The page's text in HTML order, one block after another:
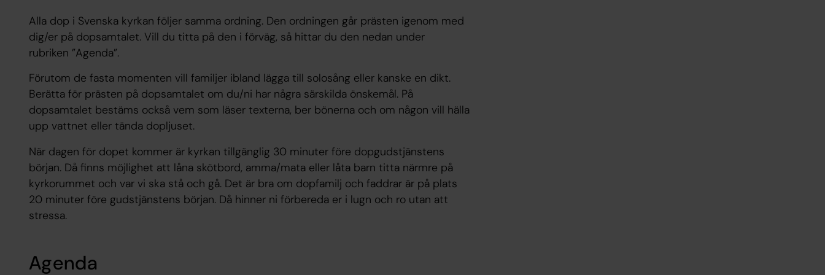
Alla dop i Svenska kyrkan följer samma ordning. Den ordningen går prästen igenom med
dig/er på dopsamtalet. Vill du titta på den i förväg, så hittar du den nedan under
rubriken ”Agenda”.
Förutom de fasta momenten vill familjer ibland lägga till solosång eller kanske en dikt.
Berätta för prästen på dopsamtalet om du/ni har några särskilda önskemål. På
dopsamtalet bestäms också vem som läser texterna, ber bönerna och om någon vill hälla
upp vattnet eller tända dopljuset.
När dagen för dopet kommer är kyrkan tillgänglig 30 minuter före dopgudstjänstens
början. Då finns möjlighet att låna skötbord, amma/mata eller låta barn titta närmre på
kyrkorummet och var vi ska stå och gå. Det är bra om dopfamilj och faddrar är på plats
20 minuter före gudstjänstens början. Då hinner ni förbereda er i lugn och ro utan att
stressa.
Agenda